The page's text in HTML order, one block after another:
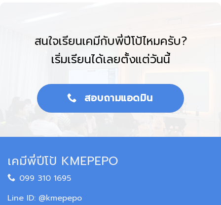
สนใจเรียนเคมีกับพี่ปีโป้ไหมครับ?
เริ่มเรียนได้เลยตั้งแต่วันนี้
สอบถามแอดมิน
เคมีพี่ปีโป้ KMEPEPO
099 310 1695
Line ID: @kmepepo